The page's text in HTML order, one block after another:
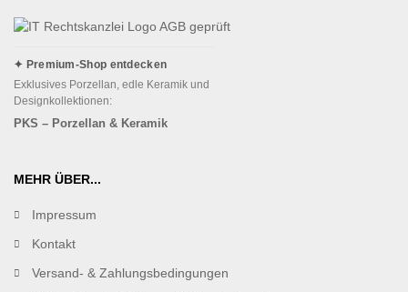
✦ Premium-Shop entdecken
Exklusives Porzellan, edle Keramik und
Designkollektionen:
PKS – Porzellan & Keramik
MEHR ÜBER...
Impressum
Kontakt
Versand- & Zahlungsbedingungen